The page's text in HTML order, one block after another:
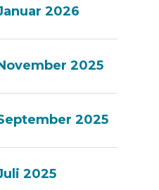
2026
2025
2025
2025